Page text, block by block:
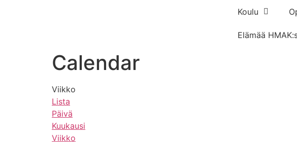
Koulu
Elämää
Calendar
Viikko
Lista
Päivä
Kuukausi
Viikko